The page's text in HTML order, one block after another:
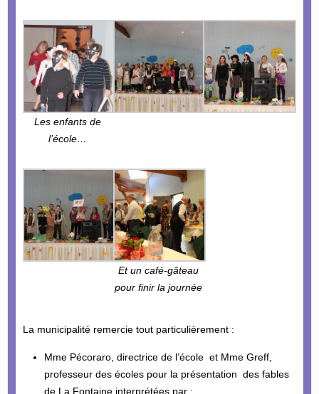
Les enfants de
l’école…
Et un café-gâteau
pour finir la journée
La municipalité remercie tout particulièrement :
Mme Pécoraro, directrice de l’école et Mme Greff,
professeur des écoles pour la présentation des fables
de La Fontaine interprétées par :